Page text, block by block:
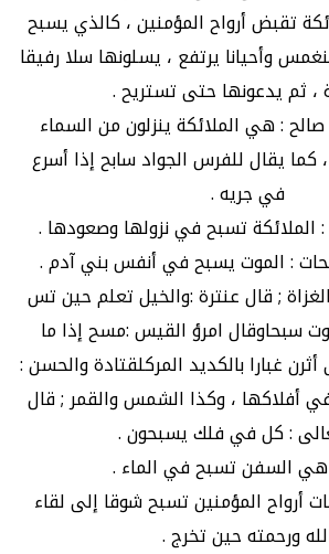
تقبض أرواح المؤمنين ، كالذي يسبح
وأحيانا يرتفع ، يسلونها سلا رفيقا
، ثم يدعونها حتى تستريح .
: هي الملائكة ينزلون من السماء
كما يقال للفرس الجواد سابح إذا أسرع
في جريه .
تسبح في نزولها وصعودها .
: الموت يسبح في أنفس بني آدم .
; قال عنترة :والخيل تعلم حين تس
سبحاوقال امرؤ القيس :مسح إذا ما
غبارا بالكديد المركلقتادة والحسن :
أفلاكها ، وكذا الشمس والقمر ; قال
: كل في فلك يسبحون .
السفن تسبح في الماء .
أرواح المؤمنين تسبح شوقا إلى لقاء
ورحمته حين تخرج .